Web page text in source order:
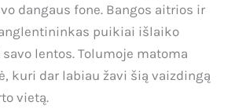
dangaus fone. Bangos aitrios ir
puikiai išlaiko
lentos. Tolumoje matoma
kuri dar labiau žavi šią vaizdingą
vietą.